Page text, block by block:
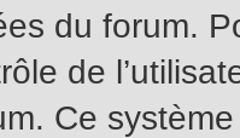
du forum.
de
Ce